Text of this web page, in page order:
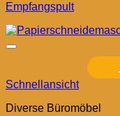
Empfangspult
Schnellansicht
Diverse Büromöbel